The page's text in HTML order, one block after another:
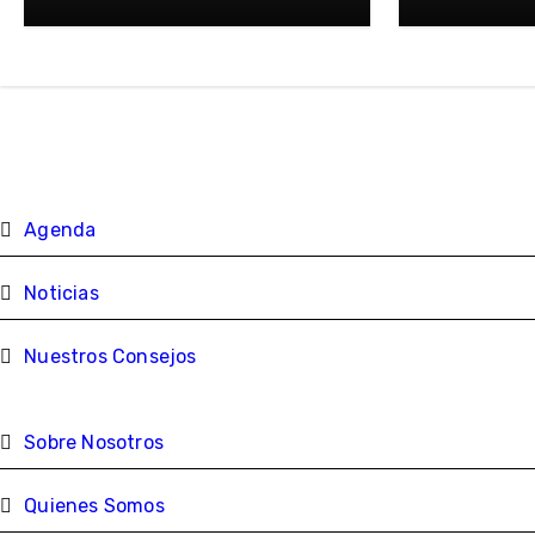
Agenda
Noticias
Nuestros Consejos
Sobre Nosotros
Quienes Somos